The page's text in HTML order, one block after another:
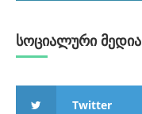
სოციალური მედია
Twitter